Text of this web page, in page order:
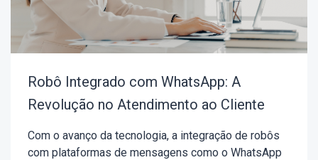
Robô Integrado com WhatsApp: A
Revolução no Atendimento ao Cliente
Com o avanço da tecnologia, a integração de robôs
com plataformas de mensagens como o WhatsApp